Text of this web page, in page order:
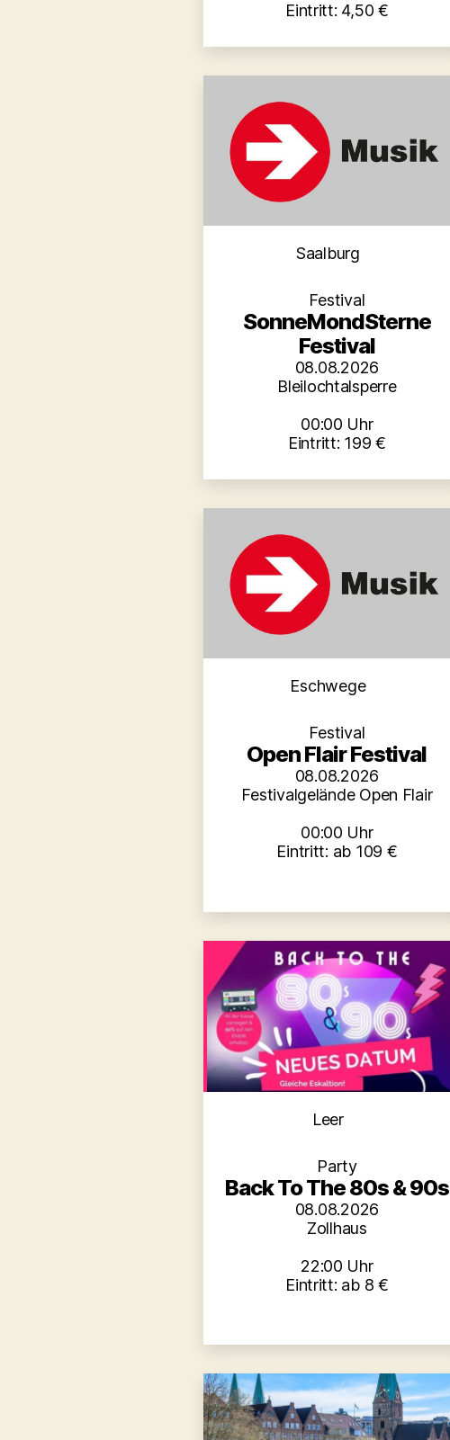
Eintritt: 4,50 €
Kategorien
Saalburg
Festival
SonneMondSterne
Festival
08.08.2026
Bleilochtalsperre
00:00 Uhr
Eintritt: 199 €
Kategorien
Eschwege
Festival
Open Flair Festival
08.08.2026
Festivalgelände Open Flair
00:00 Uhr
Eintritt: ab 109 €
Kategorien
Leer
Party
Back To The 80s & 90s
08.08.2026
Zollhaus
22:00 Uhr
Eintritt: ab 8 €